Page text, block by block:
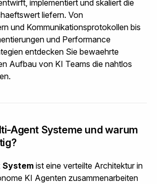
implementiert und skaliert die
liefern. Von
und Kommunikationsprotokollen bis
und Performance
entdecken Sie bewaehrte
Aufbau von KI Teams die nahtlos
Agent Systeme und warum
Systemist eine verteilte Architektur in
KI Agenten zusammenarbeiten